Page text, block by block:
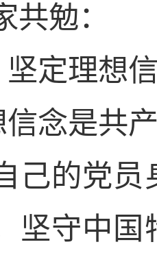
共勉：
坚定理想
信念是共
己的党
坚守中国